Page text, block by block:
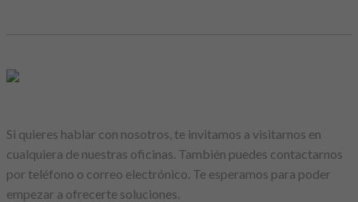
Si quieres hablar con nosotros, te invitamos a visitarnos en
cualquiera de nuestras oficinas. También puedes contactarnos
por teléfono o correo electrónico. Te esperamos para poder
empezar a ofrecerte soluciones.